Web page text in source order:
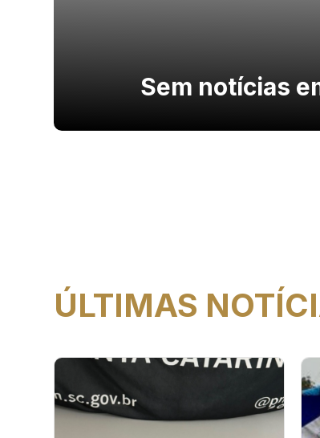
Sem notícias
ÚLTIMAS